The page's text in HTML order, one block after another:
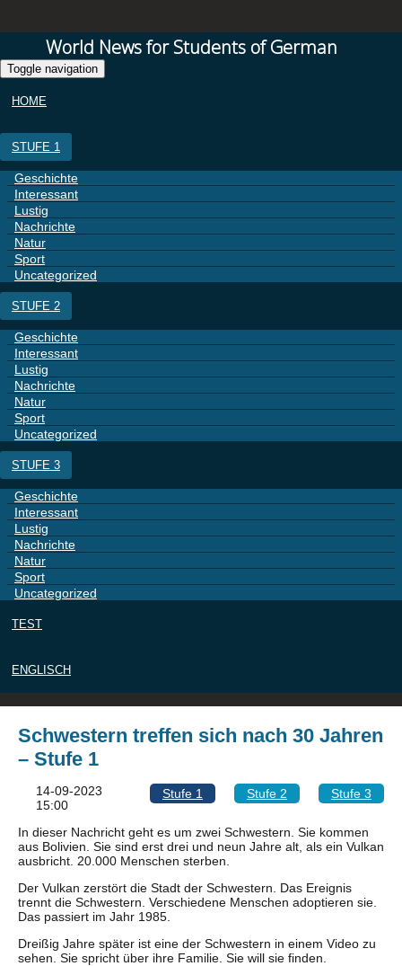
World News for Students of German
Toggle navigation
HOME
STUFE 1
Geschichte
Interessant
Lustig
Nachrichte
Natur
Sport
Uncategorized
STUFE 2
Geschichte
Interessant
Lustig
Nachrichte
Natur
Sport
Uncategorized
STUFE 3
Geschichte
Interessant
Lustig
Nachrichte
Natur
Sport
Uncategorized
TEST
ENGLISCH
Schwestern treffen sich nach 30 Jahren
– Stufe 1
Stufe 1 Stufe 2 Stufe 3
14-09-2023
15:00
In dieser Nachricht geht es um zwei Schwestern. Sie kommen
aus Bolivien. Sie sind erst drei und neun Jahre alt, als ein Vulkan
ausbricht. 20.000 Menschen sterben.
Der Vulkan zerstört die Stadt der Schwestern. Das Ereignis
trennt die Schwestern. Verschiedene Menschen adoptieren sie.
Das passiert im Jahr 1985.
Dreißig Jahre später ist eine der Schwestern in einem Video zu
sehen. Sie spricht über ihre Familie. Sie will sie finden.